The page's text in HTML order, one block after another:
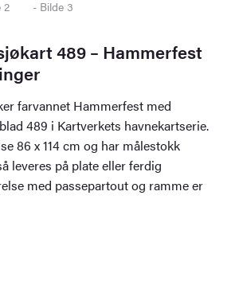
489 – Hammerfest
farvannet Hammerfest med
489 i Kartverkets havnekartserie.
86 x 114 cm og har målestokk
leveres på plate eller ferdig
med passepartout og ramme er